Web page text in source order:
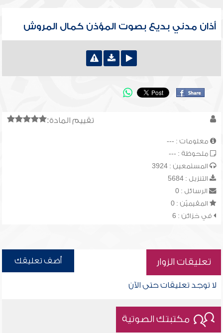
أذان مدني بديع بصوت المؤذن كمال المروش
تقييم المادة:
معلومات : ---
ملحوظة : ---
المستمعين : 3924
التنزيل : 5684
الرسائل : 0
المقيميّن : 0
في خزائن : 6
تعليقات الزوار أضف تعليقك
لا توجد تعليقات حتى الآن
مكتبتك الصوتية